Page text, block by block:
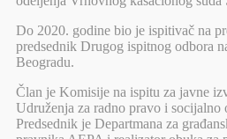
Do 2020. godine bio je ispitivač na
predsednik Drugog ispitnog odbora
Beogradu.
Član je Komisije na ispitu za javne
Udruženja za radno pravo i socijalno
Predsednik je Departmana za